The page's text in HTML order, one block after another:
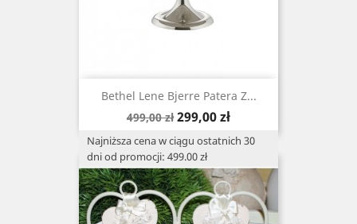
Bethel Lene Bjerre Patera Z...
Cena
499,00 zł Cena
299,00 zł
Najniższa cena w ciągu ostatnich 30
dni od promocji: 499.00 zł